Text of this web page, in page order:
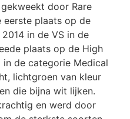
door Rare
eerste plaats op de
in de VS in de
plaats op de High
in de categorie Medical
lichtgroen van kleur
die bijna wit lijken.
en werd door